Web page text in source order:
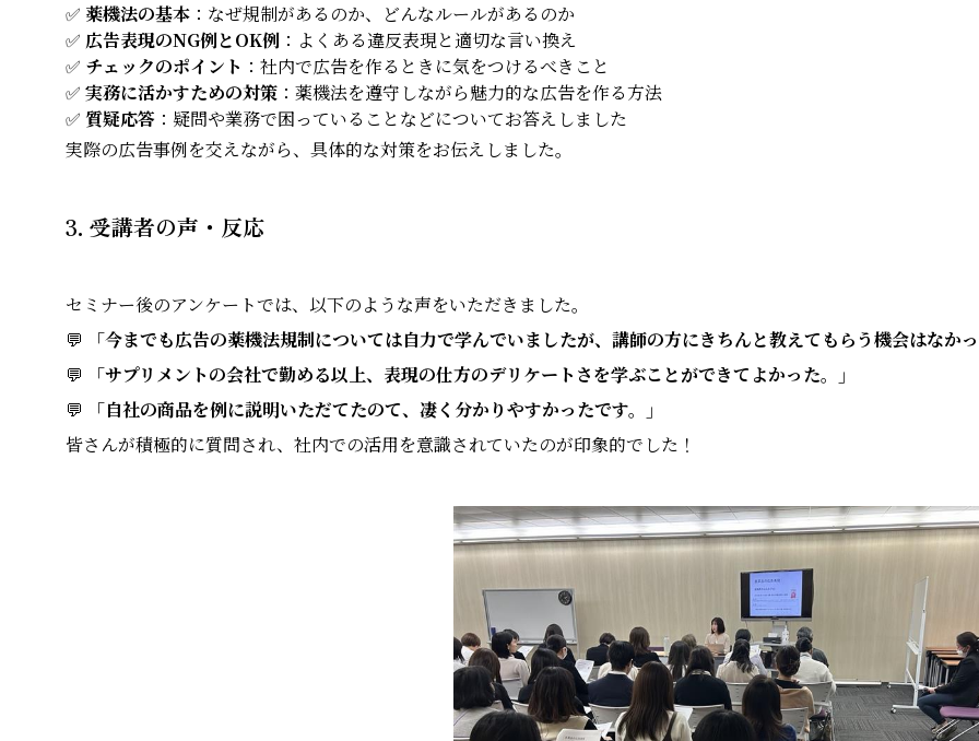
✅ 薬機法の基本 ：なぜ規制があるのか、どんなルールがあるのか
✅ 広告表現のNG例とOK例 ：よくある違反表現と適切な言い換え
✅ チェックのポイント ：社内で広告を作るときに気をつけるべきこと
✅ 実務に活かすための対策 ：薬機法を遵守しながら魅力的な広告を作る方法
✅ 質疑応答 ：疑問や業務で困っていることなどについてお答えしました
実際の広告事例を交えながら、具体的な対策をお伝えしました。
3. 受講者の声・反応
セミナー後のアンケートでは、以下のような声をいただきました。
💬
「今までも広告の薬機法規制については自力で学んでいましたが、講師の方にきちんと教えてもらう機会はなか
💬
「サプリメントの会社で勤める以上、表現の仕方のデリケートさを学ぶことができてよかった。」
💬
「自社の商品を例に説明いただてたのて、凄く分かりやすかったです。」
皆さんが積極的に質問され、社内での活用を意識されていたのが印象的でした！